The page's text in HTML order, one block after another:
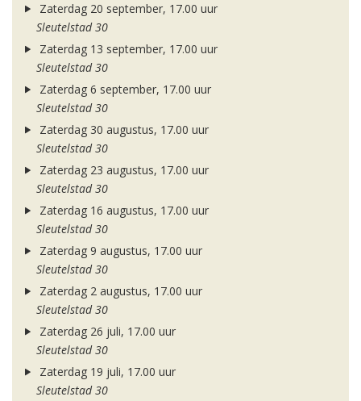
Zaterdag 20 september, 17.00 uur
Sleutelstad 30
Zaterdag 13 september, 17.00 uur
Sleutelstad 30
Zaterdag 6 september, 17.00 uur
Sleutelstad 30
Zaterdag 30 augustus, 17.00 uur
Sleutelstad 30
Zaterdag 23 augustus, 17.00 uur
Sleutelstad 30
Zaterdag 16 augustus, 17.00 uur
Sleutelstad 30
Zaterdag 9 augustus, 17.00 uur
Sleutelstad 30
Zaterdag 2 augustus, 17.00 uur
Sleutelstad 30
Zaterdag 26 juli, 17.00 uur
Sleutelstad 30
Zaterdag 19 juli, 17.00 uur
Sleutelstad 30